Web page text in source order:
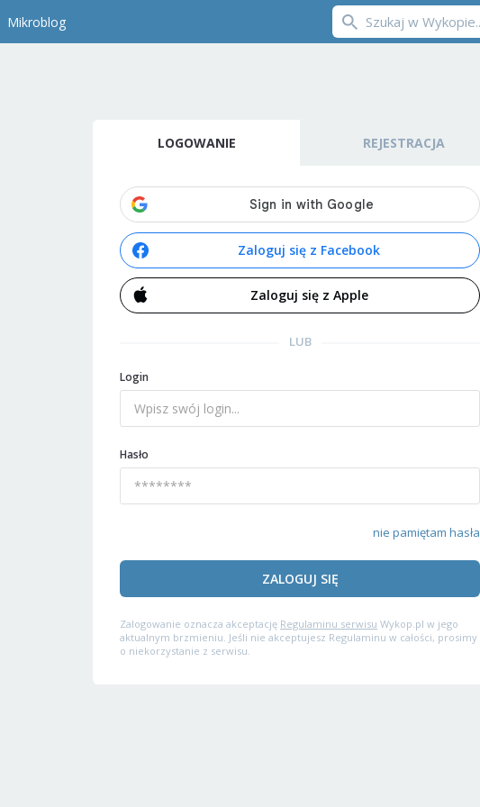
Mikroblog
LOGOWANIE REJESTRACJA
Zaloguj się z Facebook
Zaloguj się z Apple
LUB
Login
Hasło
nie pamiętam hasła
ZALOGUJ SIĘ
Zalogowanie oznacza akceptację Regulaminu serwisu Wykop.pl w jego
aktualnym brzmieniu. Jeśli nie akceptujesz Regulaminu w całości, prosimy
o niekorzystanie z serwisu.